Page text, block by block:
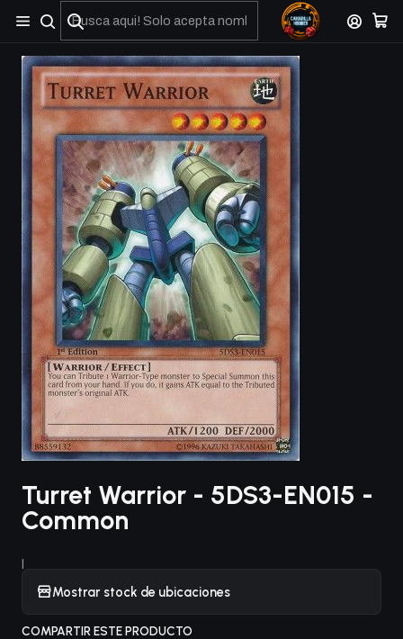
No olviden reportar sus depositos y transferencias por Whatsapp
Turret Warrior - 5DS3-EN015 -
Common
|
Mostrar stock de ubicaciones
COMPARTIR ESTE PRODUCTO